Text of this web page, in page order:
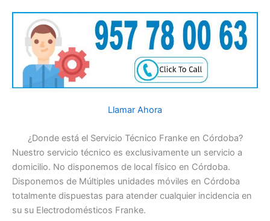
Llamar Ahora
¿Donde está el Servicio Técnico Franke en Córdoba?
Nuestro servicio técnico es exclusivamente un servicio a
domicilio. No disponemos de local físico en Córdoba.
Disponemos de Múltiples unidades móviles en Córdoba
totalmente dispuestas para atender cualquier incidencia en
su su Electrodomésticos Franke.